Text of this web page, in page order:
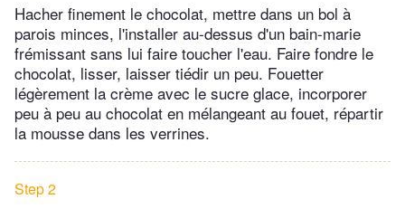
Hacher finement le chocolat, mettre dans un bol à
parois minces, l'installer au-dessus d'un bain-marie
frémissant sans lui faire toucher l'eau. Faire fondre le
chocolat, lisser, laisser tiédir un peu. Fouetter
légèrement la crème avec le sucre glace, incorporer
peu à peu au chocolat en mélangeant au fouet, répartir
la mousse dans les verrines.
Step 2